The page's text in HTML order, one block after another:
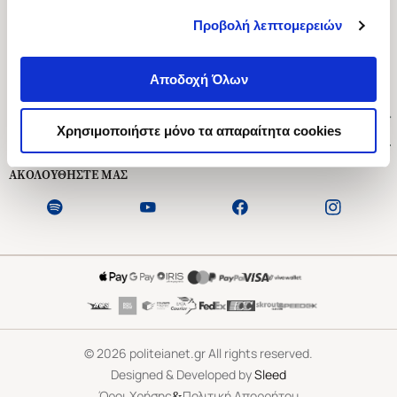
Προβολή λεπτομερειών
Αποδοχή Όλων
Χρησιμοποιήστε μόνο τα απαραίτητα cookies
Ασκληπιού 1-3, Αθήνα 106 79
Δευτέρα - Παρασκευή 09:00-21:00
Εξυπηρέτηση Πελατών
ΑΚΟΛΟΥΘΗΣΤΕ ΜΑΣ
©2026 politeianet.gr All rights reserved.
Designed & Developed bySleed